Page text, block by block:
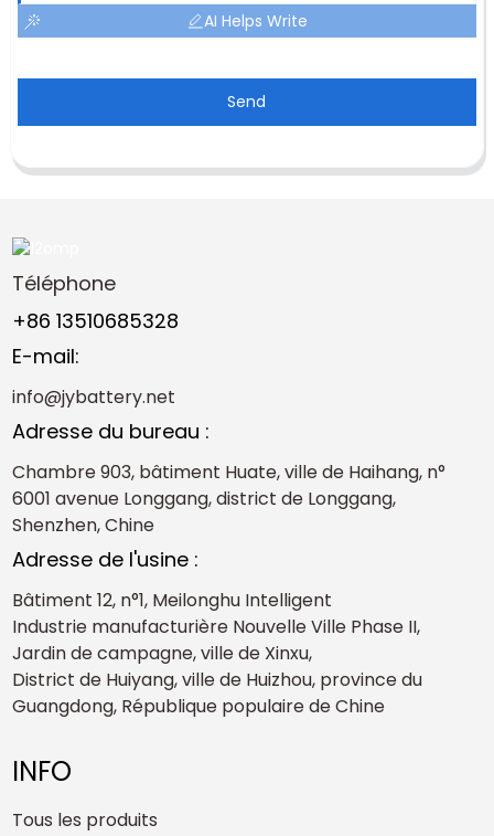
AI Helps Write
Send
Téléphone
+86 13510685328
E-mail:
info@jybattery.net
Adresse du bureau :
Chambre 903, bâtiment Huate, ville de Haihang, n°
6001 avenue Longgang, district de Longgang,
Shenzhen, Chine
Adresse de l'usine :
Bâtiment 12, n°1, Meilonghu Intelligent
Industrie manufacturière Nouvelle Ville Phase II,
Jardin de campagne, ville de Xinxu,
District de Huiyang, ville de Huizhou, province du
Guangdong, République populaire de Chine
INFO
Tous les produits